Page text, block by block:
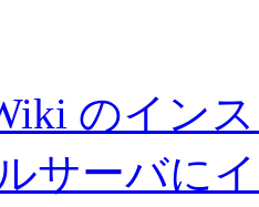
のイン
サーバに